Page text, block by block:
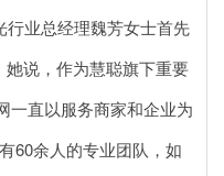
业总经理魏芳女士首先
说，作为慧聪旗下重要
一直以服务商家和企业为
60余人的专业团队，如